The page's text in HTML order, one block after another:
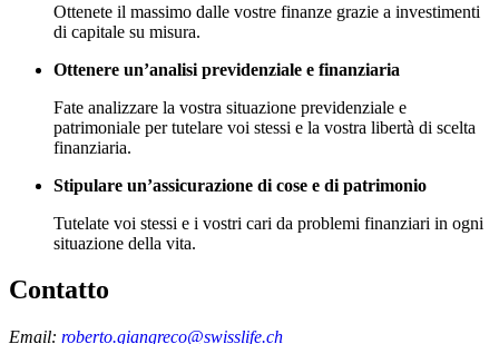
Ottenete il massimo dalle vostre finanze grazie a investimenti
di capitale su misura.
Ottenere un’analisi previdenziale e finanziaria
Fate analizzare la vostra situazione previdenziale e
patrimoniale per tutelare voi stessi e la vostra libertà di scelta
finanziaria.
Stipulare un’assicurazione di cose e di patrimonio
Tutelate voi stessi e i vostri cari da problemi finanziari in ogni
situazione della vita.
Contatto
Email: roberto.giangreco@swisslife.ch